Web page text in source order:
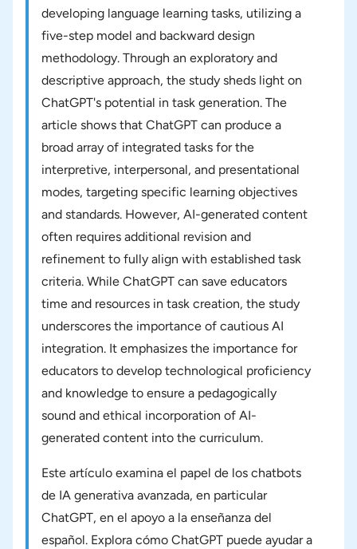
developing language learning tasks, utilizing a
five-step model and backward design
methodology. Through an exploratory and
descriptive approach, the study sheds light on
ChatGPT's potential in task generation. The
article shows that ChatGPT can produce a
broad array of integrated tasks for the
interpretive, interpersonal, and presentational
modes, targeting specific learning objectives
and standards. However, AI-generated content
often requires additional revision and
refinement to fully align with established task
criteria. While ChatGPT can save educators
time and resources in task creation, the study
underscores the importance of cautious AI
integration. It emphasizes the importance for
educators to develop technological proficiency
and knowledge to ensure a pedagogically
sound and ethical incorporation of AI-
generated content into the curriculum.
Este artículo examina el papel de los chatbots
de IA generativa avanzada, en particular
ChatGPT, en el apoyo a la enseñanza del
español. Explora cómo ChatGPT puede ayudar a